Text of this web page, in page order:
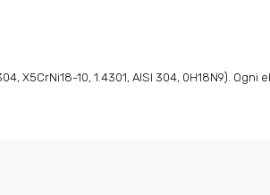
X5CrNi18-10, 1.4301, AISI 304, 0H18N9).